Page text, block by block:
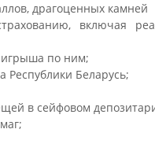
драгоценных камней
включая
по ним;
Беларусь;
в сейфовом